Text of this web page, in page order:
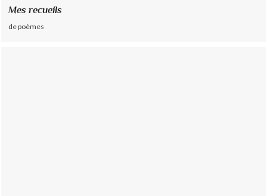
Mes recueils
de poèmes